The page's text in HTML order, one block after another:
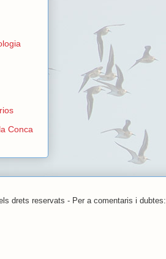
Conca
drets reservats - Per a comentaris i dubtes: